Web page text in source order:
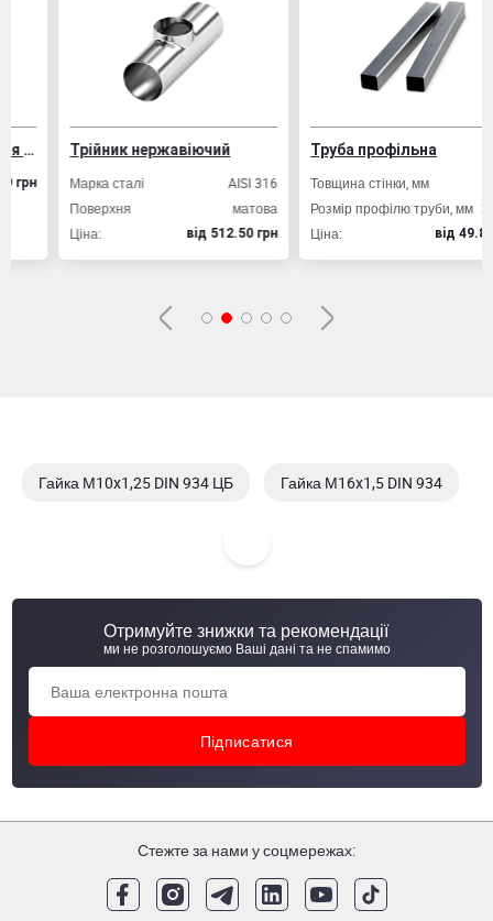
Трійник нержавіючий
Марка сталі
AISI 316
Поверхня
матова
вiд 512.50 грн
Труба профільна
Товщина стінки, мм
Розмір профілю труби, мм
20х20
вiд 49.80 грн
Гайка М10x1,25 DIN 934 ЦБ Гайка М16x1,5 DIN 934
Отримуйте знижки та рекомендації
ми не розголошуємо Ваші дані та не спамимо
Стежте за нами у соцмережах: